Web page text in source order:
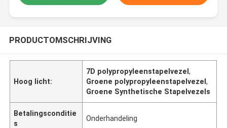
PRODUCTOMSCHRIJVING
Hoog licht:
7D polypropyleenstapelvezel,
Groene polypropyleenstapelvezel,
Groene Synthetische Stapelvezels
Betalingsconditie
s
Onderhandeling